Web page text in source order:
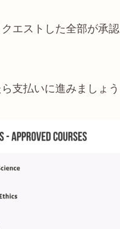
エストした全部が承
支払いに進みましょう